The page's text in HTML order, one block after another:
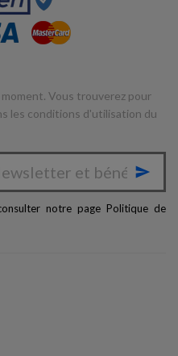
Vous trouverez pour
les conditions d'utilisation du

notre page Politique de